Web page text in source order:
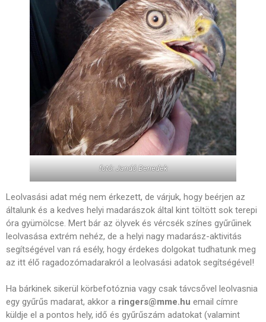
fotó: Jandó Benedek
Leolvasási adat még nem érkezett, de várjuk, hogy beérjen az
általunk és a kedves helyi madarászok által kint töltött sok terepi
óra gyümölcse. Mert bár az ölyvek és vércsék színes gyűrűinek
leolvasása extrém nehéz, de a helyi nagy madarász-aktivitás
segítségével van rá esély, hogy érdekes dolgokat tudhatunk meg
az itt élő ragadozómadarakról a leolvasási adatok segítségével!
Ha bárkinek sikerül körbefotóznia vagy csak távcsővel leolvasnia
egy gyűrűs madarat, akkor a ringers@mme.hu email címre
küldje el a pontos hely, idő és gyűrűszám adatokat (valamint